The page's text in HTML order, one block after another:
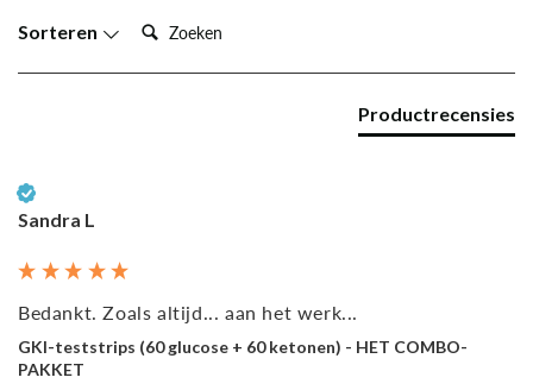
Sorteren Zoeken:
Productrecensies
Sandra L
Bedankt. Zoals altijd... aan het werk...
GKI-teststrips (60 glucose + 60 ketonen) - HET COMBO-
PAKKET